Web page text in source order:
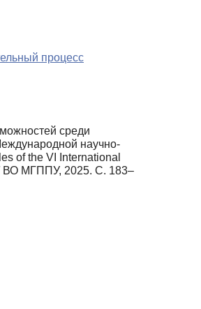
процесс
среди
научно-
of the VI International
ВО МГППУ, 2025. С. 183–